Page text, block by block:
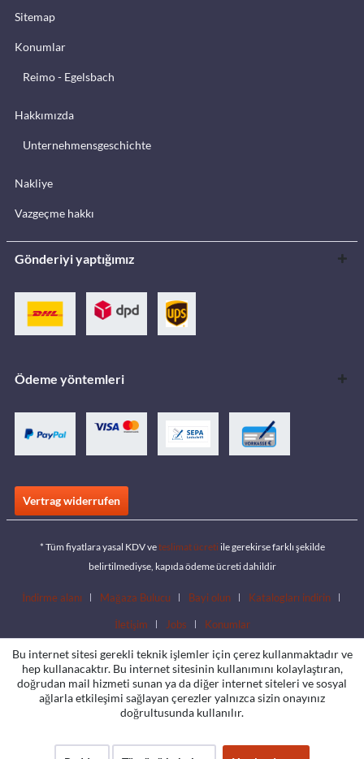
Sitemap
Konumlar
Reimo - Egelsbach
Hakkımızda
Unternehmensgeschichte
Nakliye
Vazgeçme hakkı
Gönderiyi yaptığımız
Ödeme yöntemleri
Vertrag widerrufen
* Tüm fiyatlara yasal KDV veteslimat ücreti ile gerekirse farklı şekilde
belirtilmediyse, kapıda ödeme ücreti dahildir
İndirme alanı Mağaza Bulucu Bayi olun Katalogları indirin
İletişim Jobs Konumlar
Bu internet sitesi gerekli teknik işlemler için çerez kullanmaktadır ve
hep kullanacaktır. Bu internet sitesinin kullanımını kolaylaştıran,
doğrudan mail hizmeti sunan ya da diğer internet siteleri ve sosyal
ağlarla etkileşimi sağlayan çerezler yalnızca sizin onayınız
doğrultusunda kullanılır.